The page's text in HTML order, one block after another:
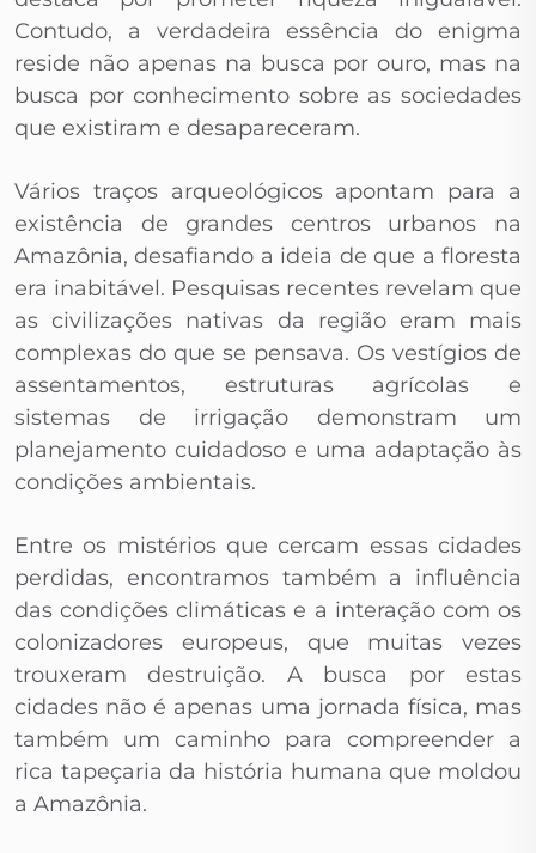
Contudo, a verdadeira essência do enigma
reside não apenas na busca por ouro, mas na
busca por conhecimento sobre as sociedades
que existiram e desapareceram.
Vários traços arqueológicos apontam para a
existência de grandes centros urbanos na
Amazônia, desafiando a ideia de que a floresta
era inabitável. Pesquisas recentes revelam que
as civilizações nativas da região eram mais
complexas do que se pensava. Os vestígios de
assentamentos, estruturas agrícolas e
sistemas de irrigação demonstram um
planejamento cuidadoso e uma adaptação às
condições ambientais.
Entre os mistérios que cercam essas cidades
perdidas, encontramos também a influência
das condições climáticas e a interação com os
colonizadores europeus, que muitas vezes
trouxeram destruição. A busca por estas
cidades não é apenas uma jornada física, mas
também um caminho para compreender a
rica tapeçaria da história humana que moldou
a Amazônia.